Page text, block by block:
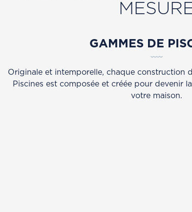
GAMMES DE
Originale et intemporelle, chaque construction
Piscines est composée et créée pour devenir
votre maison.